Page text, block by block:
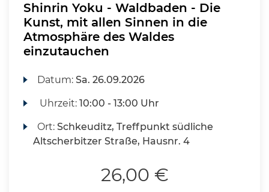
Shinrin Yoku - Waldbaden - Die
Kunst, mit allen Sinnen in die
Atmosphäre des Waldes
einzutauchen
Datum:Sa. 26.09.2026
Uhrzeit:10:00 - 13:00 Uhr
Ort:Schkeuditz, Treffpunkt südliche
Altscherbitzer Straße, Hausnr. 4
26,00 €